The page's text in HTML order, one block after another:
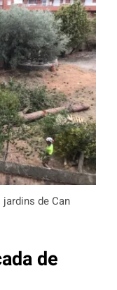
de Can
de